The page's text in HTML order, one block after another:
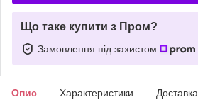
Що таке купити з Пром?
Замовлення під захистом
Опис Характеристики Доставка